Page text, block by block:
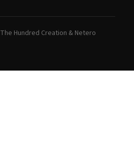
The Hundred Creation & Netero